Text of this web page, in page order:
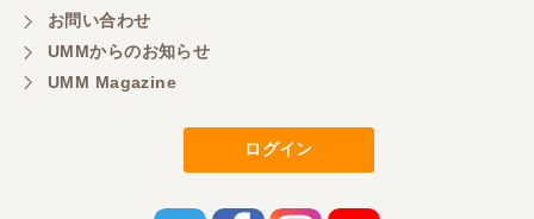
お問い合わせ
UMMからのお知らせ
UMM Magazine
ログイン